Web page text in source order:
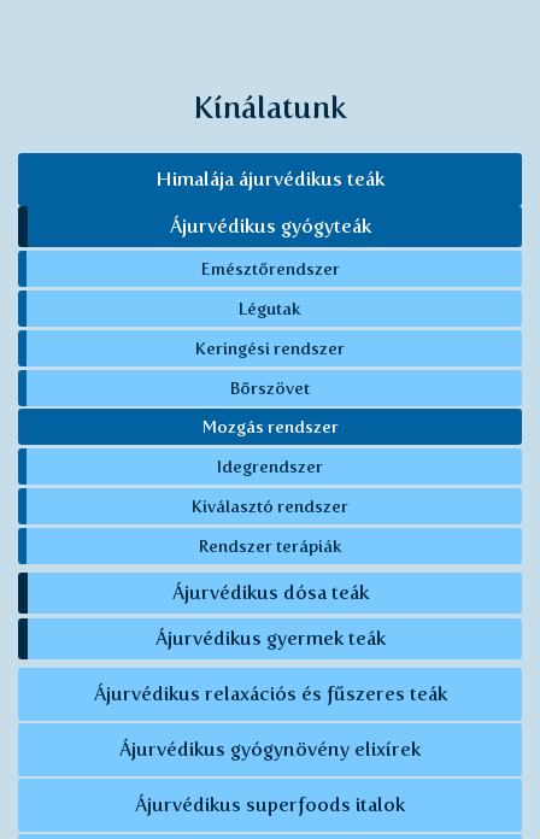
Kínálatunk
Himalája ájurvédikus teák
Ájurvédikus gyógyteák
Emésztőrendszer
Légutak
Keringési rendszer
Bőrszövet
Mozgás rendszer
Idegrendszer
Kiválasztó rendszer
Rendszer terápiák
Ájurvédikus dósa teák
Ájurvédikus gyermek teák
Ájurvédikus relaxációs és fűszeres teák
Ájurvédikus gyógynövény elixírek
Ájurvédikus superfoods italok